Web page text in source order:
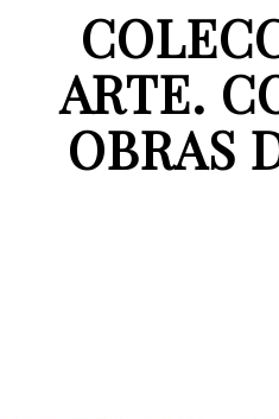
ARTE.
OBRAS